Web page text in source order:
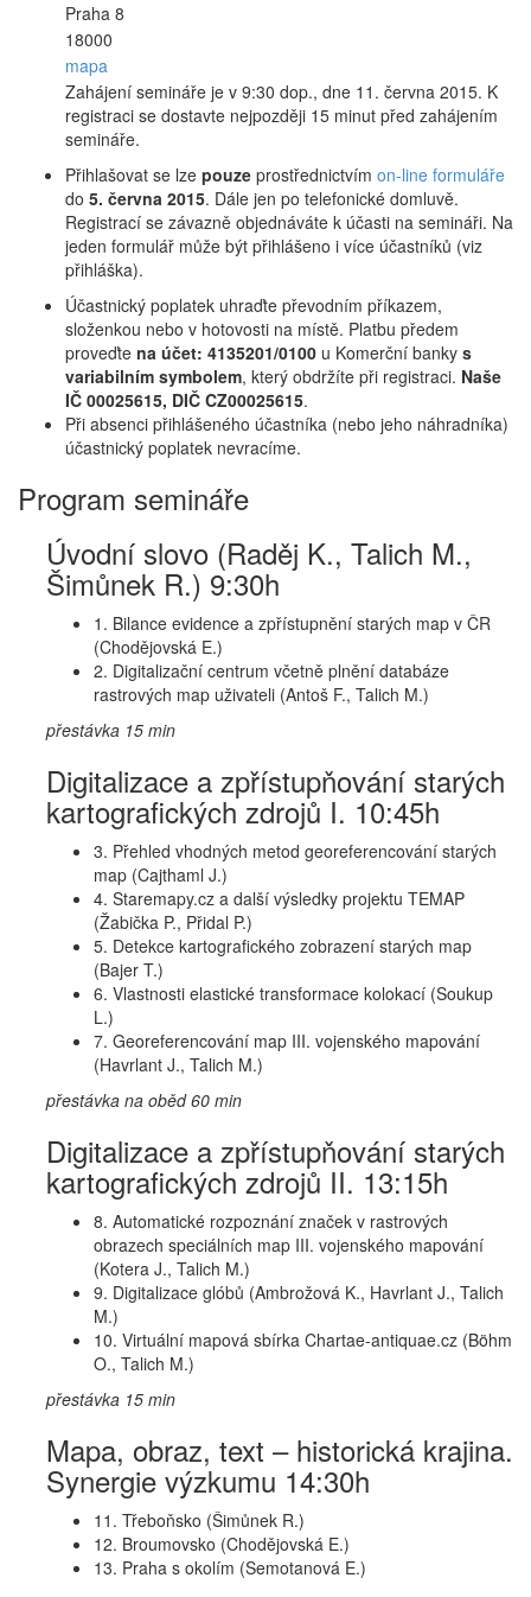
Praha 8
18000
mapa
Zahájení semináře je v 9:30 dop., dne 11. června 2015. K
registraci se dostavte nejpozději 15 minut před zahájením
semináře.
Přihlašovat se lze pouze prostřednictvím on-line formuláře
do 5. června 2015. Dále jen po telefonické domluvě.
Registrací se závazně objednáváte k účasti na semináři. Na
jeden formulář může být přihlášeno i více účastníků (viz
přihláška).
Účastnický poplatek uhraďte převodním příkazem,
složenkou nebo v hotovosti na místě. Platbu předem
proveďte na účet: 4135201/0100 u Komerční banky s
variabilním symbolem, který obdržíte při registraci. Naše
IČ 00025615, DIČ CZ00025615.
Při absenci přihlášeného účastníka (nebo jeho náhradníka)
účastnický poplatek nevracíme.
Program semináře
Úvodní slovo (Raděj K., Talich M.,
Šimůnek R.) 9:30h
1. Bilance evidence a zpřístupnění starých map v ČR
(Chodějovská E.)
2. Digitalizační centrum včetně plnění databáze
rastrových map uživateli (Antoš F., Talich M.)
přestávka 15 min
Digitalizace a zpřístupňování starých
kartografických zdrojů I. 10:45h
3. Přehled vhodných metod georeferencování starých
map (Cajthaml J.)
4. Staremapy.cz a další výsledky projektu TEMAP
(Žabička P., Přidal P.)
5. Detekce kartografického zobrazení starých map
(Bajer T.)
6. Vlastnosti elastické transformace kolokací (Soukup
L.)
7. Georeferencování map III. vojenského mapování
(Havrlant J., Talich M.)
přestávka na oběd 60 min
Digitalizace a zpřístupňování starých
kartografických zdrojů II. 13:15h
8. Automatické rozpoznání značek v rastrových
obrazech speciálních map III. vojenského mapování
(Kotera J., Talich M.)
9. Digitalizace glóbů (Ambrožová K., Havrlant J., Talich
M.)
10. Virtuální mapová sbírka Chartae-antiquae.cz (Böhm
O., Talich M.)
přestávka 15 min
Mapa, obraz, text – historická krajina.
Synergie výzkumu 14:30h
11. Třeboňsko (Šimůnek R.)
12. Broumovsko (Chodějovská E.)
13. Praha s okolím (Semotanová E.)